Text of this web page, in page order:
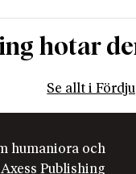
hotar
Se allt i
humaniora och
Publishing